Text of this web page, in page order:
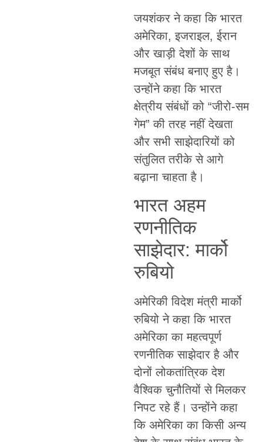
जयशंकर ने कहा कि भारत
अमेरिका, इजराइल, ईरान
और खाड़ी देशों के साथ
मजबूत संबंध बनाए हुए है।
उन्होंने कहा कि भारत
क्षेत्रीय संबंधों को “जीरो-सम
गेम” की तरह नहीं देखता
और सभी साझेदारियों को
संतुलित तरीके से आगे
बढ़ाना चाहता है।
भारत अहम
रणनीतिक
साझेदार: मार्को
रुबियो
अमेरिकी विदेश मंत्री मार्को
रुबियो ने कहा कि भारत
अमेरिका का महत्वपूर्ण
रणनीतिक साझेदार है और
दोनों लोकतांत्रिक देश
वैश्विक चुनौतियों से मिलकर
निपट रहे हैं। उन्होंने कहा
कि अमेरिका का किसी अन्य